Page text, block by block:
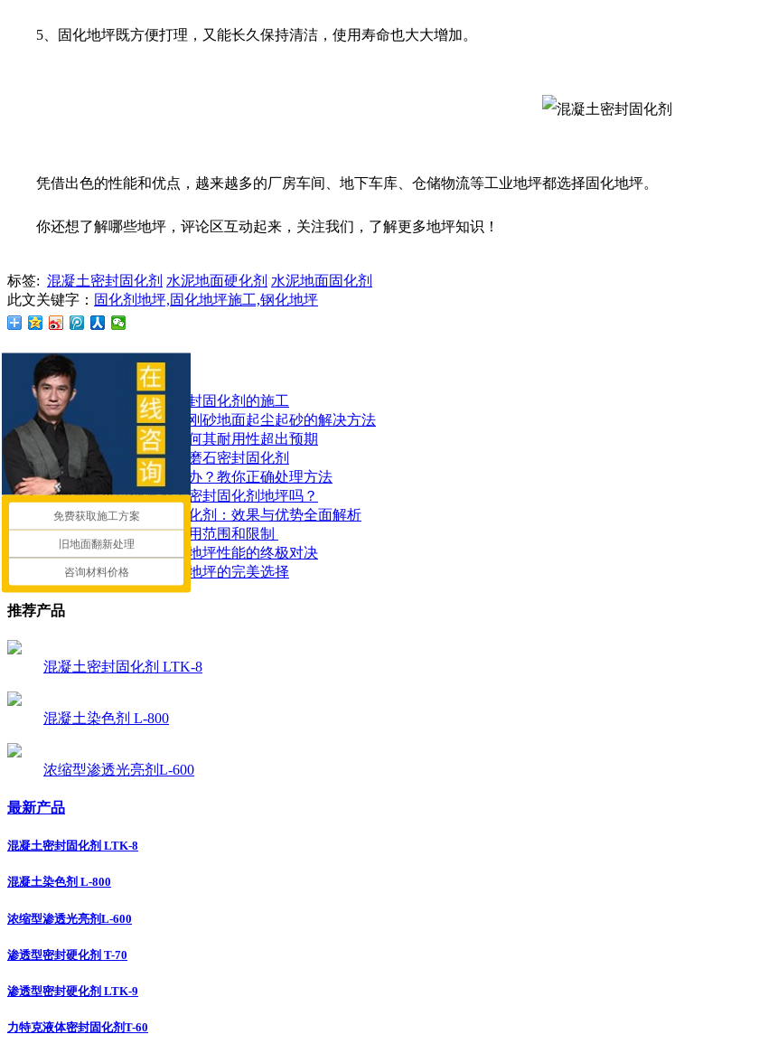
5、固化地坪既方便打理，又能长久保持清洁，使用寿命也大大增加。
凭借出色的性能和优点，越来越多的厂房车间、地下车库、仓储物流等工业地坪都选择固化地坪。
你还想了解哪些地坪，评论区互动起来，关注我们，了解更多地坪知识！
标签: 混凝土密封固化剂 水泥地面硬化剂 水泥地面固化剂
此文关键字： 固化剂地坪,固化地坪施工,钢化地坪
相关资讯
如何正确进行混凝土密封固化剂的施工
工厂地面焕然一新！金刚砂地面起尘起砂的解决方法
了解密封固化地坪：为何其耐用性超出预期
如何有效地使用地面水磨石密封固化剂
水泥地面起皮起砂怎么办？教你正确处理方法
地面潮湿可以做混凝土密封固化剂地坪吗？
探索锂基混凝土密封固化剂：效果与优势全面解析
​混凝土密封固化剂的应用范围和限制 ​
混凝土染色地坪与环氧地坪性能的终极对决
让停车场更耐用：固化地坪的完美选择
推荐产品
混凝土密封固化剂 LTK-8
混凝土染色剂 L-800
浓缩型渗透光亮剂L-600
最新产品
混凝土密封固化剂 LTK-8
混凝土染色剂 L-800
浓缩型渗透光亮剂L-600
渗透型密封硬化剂 T-70
渗透型密封硬化剂 LTK-9
力特克液体密封固化剂T-60
免费获取施工方案
旧地面翻新处理
咨询材料价格